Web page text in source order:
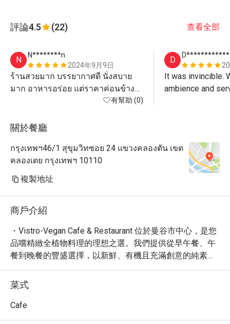
評論4.5 (22) 查看全部
N
N********n
2024年9月9日
ร้านสวยมาก บรรยากาศดี นั่งสบาย
มาก อาหารอร่อย แต่ราคาค่อนข้าง
有幫助 (0)
D
It was invincible.
關於餐廳
กรุงเทพฯ46/1 สุขุมวิทซอย 24 แขวงคลองตัน เขต
คลองเตย กรุงเทพฯ 10110
複製地址
商戶介紹
・Vistro-Vegan Cafe & Restaurant 位於曼谷市中心，是您
品嚐精緻全植物料理的理想之選。我們提供從早午餐、午
餐到晚餐的豐盛選擇，以新鮮、有機且充滿創意的純素菜
餚，滿足您的味蕾。餐廳氛圍休閒、寧靜且時髦，是與親
朋好友或独自享受美食的絕佳場所。
・探索 Vistro 的特色菜單，無論是令人垂涎的小盤菜、豐
盛的主餐，或是香醇的咖啡，每一道都精心製作，充滿驚
菜式
Cafe